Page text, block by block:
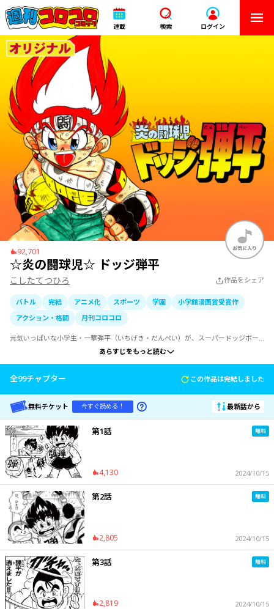
連載 検索 ログイン
92,701
☆炎の闘球児☆ ドッジ弾平
こしたてつひろ 作品をシェア
バトル 完結 アニメ化 スポーツ 学園
小学館漫画賞受賞作
アクション・格闘
月刊コロコロ
元気いっぱいな小学生・一撃弾平（いちげき・だんぺい）が、スーパードッジボー
ルで様々なライバル達と対戦しながら成長していく姿を描いた熱血ドッジボールマ
ンガ。亡き父の墓石にボールを投げるのが日課だった一撃弾平は、寺でハードな練
後、野犬に襲われた赤ん坊を助けようとボールを投げた弾平だったが、同時に三笠
あらすじをもっと読む
全99チャプター この作品は完結しました
無料チケット 今すぐ読める！ 最新話から
第1話
4,130 2024/10/15
第2話
2,805 2024/10/15
第3話
2,819 2024/10/15